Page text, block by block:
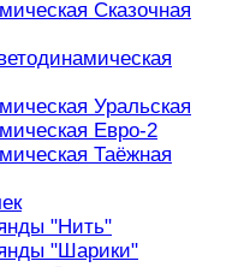
Сказочная
Уральская
Евро-2
Таёжная
"Нить"
"Шарики"